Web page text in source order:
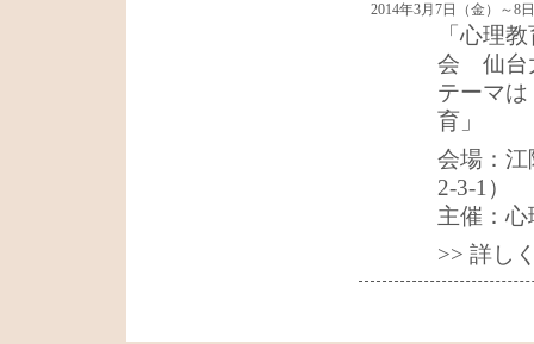
2014年3月7日（金）～8
「心理
会 仙台
テーマ
育」
会場：
2-3-1）
主催：
>> 詳し